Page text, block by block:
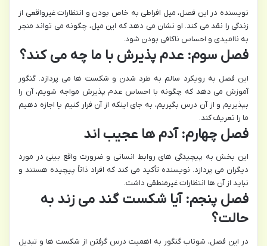
نویسنده در این فصل، میل افراطی به خاص بودن و انتظارات غیرواقعی از
زندگی را نقد می کند. او نشان می دهد که این میل، چگونه می تواند منجر
به ناامیدی و احساس ناکافی بودن شود.
فصل سوم: عدم پذیرش با ما چه می کند؟
این فصل به رویکرد سالم به طرد شدن و شکست ها می پردازد. گنگور
آموزش می دهد که چگونه با احساس عدم پذیرش مواجه شویم، آن را
بپذیریم و از آن درس بگیریم، به جای اینکه از آن فرار کنیم یا اجازه دهیم
ما را تعریف کند.
فصل چهارم: آدم ها عجیب اند
این بخش به پیچیدگی های روابط انسانی و ضرورت واقع بینی در مورد
دیگران می پردازد. نویسنده تأکید می کند که افراد ذاتاً پیچیده هستند و
نباید از آن ها انتظارات غیرمنطقی داشت.
فصل پنجم: آیا شکست گند می زند به
حالت؟
در این فصل، شوتاب گنگور به اهمیت درس گرفتن از شکست ها و تبدیل